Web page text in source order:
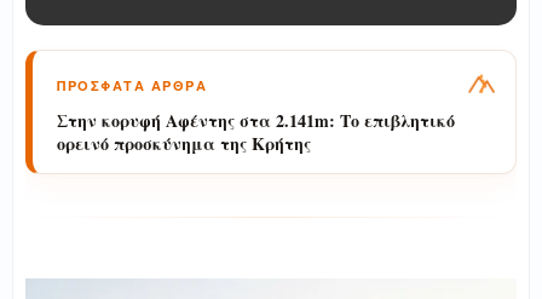
ΠΡΟΣΦΑΤΑ ΑΡΘΡΑ
Στην κορυφή Αφέντης στα 2.141m: Το επιβλητικό
ορεινό προσκύνημα της Κρήτης